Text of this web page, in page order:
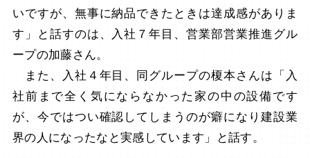
いですが、無事に納品できたときは達成感がありま
す」と話すのは、入社７年目、営業部営業推進グル
ープの加藤さん。
また、入社４年目、同グループの榎本さんは「入
社前まで全く気にならなかった家の中の設備です
が、今ではつい確認してしまうのが癖になり建設業
界の人になったなと実感しています」と話す。